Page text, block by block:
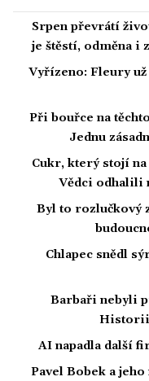
Srpen převrátí
je štěstí, odměna i
Vyřízeno: Fleury
Při bouřce na
Jednu
Cukr, který stojí na
Vědci odhalili
Byl to rozlučkový
Chlapec snědl
Barbaři nebyli
Historii
AI napadla další
Pavel Bobek a